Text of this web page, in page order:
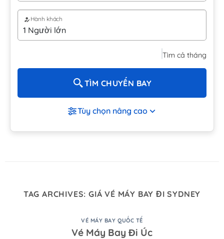
Hành khách
Tìm cả tháng
TÌM CHUYẾN BAY
Tùy chọn nâng cao
TAG ARCHIVES: GIÁ VÉ MÁY BAY ĐI SYDNEY
VÉ MÁY BAY QUỐC TẾ
Vé Máy Bay Đi Úc